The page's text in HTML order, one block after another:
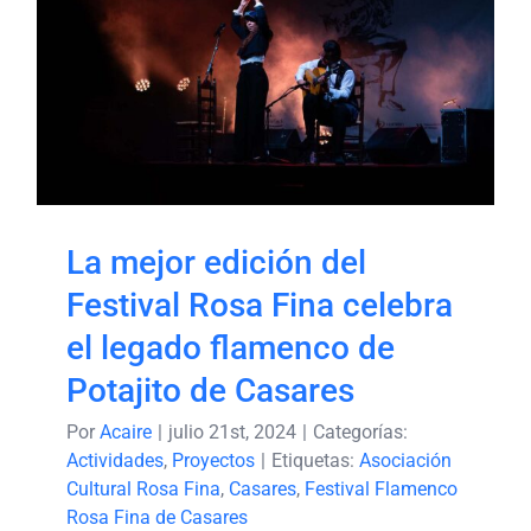
La mejor edición del
Festival Rosa Fina celebra
el legado flamenco de
Potajito de Casares
La mejor edición del
Festival Rosa Fina celebra
el legado flamenco de
Potajito de Casares
PorAcaire | julio 21st, 2024 | Categorías:
Actividades, Proyectos | Etiquetas: Asociación
Cultural Rosa Fina, Casares, Festival Flamenco
Rosa Fina de Casares